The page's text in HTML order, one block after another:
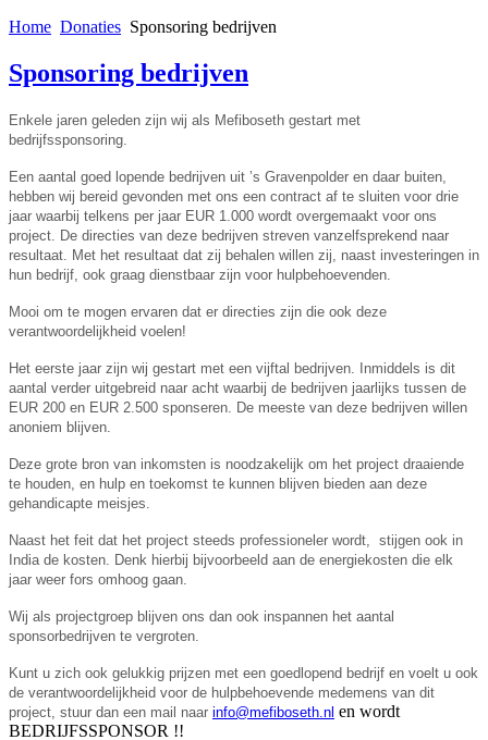
Home Donaties Sponsoring bedrijven
Sponsoring bedrijven
Enkele jaren geleden zijn wij als Mefiboseth gestart met
bedrijfssponsoring.
Een aantal goed lopende bedrijven uit ’s Gravenpolder en daar buiten,
hebben wij bereid gevonden met ons een contract af te sluiten voor drie
jaar waarbij telkens per jaar EUR 1.000 wordt overgemaakt voor ons
project. De directies van deze bedrijven streven vanzelfsprekend naar
resultaat. Met het resultaat dat zij behalen willen zij, naast investeringen in
hun bedrijf, ook graag dienstbaar zijn voor hulpbehoevenden.
Mooi om te mogen ervaren dat er directies zijn die ook deze
verantwoordelijkheid voelen!
Het eerste jaar zijn wij gestart met een vijftal bedrijven. Inmiddels is dit
aantal verder uitgebreid naar acht waarbij de bedrijven jaarlijks tussen de
EUR 200 en EUR 2.500 sponseren. De meeste van deze bedrijven willen
anoniem blijven.
Deze grote bron van inkomsten is noodzakelijk om het project draaiende
te houden, en hulp en toekomst te kunnen blijven bieden aan deze
gehandicapte meisjes.
Naast het feit dat het project steeds professioneler wordt,
stijgen ook in
India de kosten. Denk hierbij bijvoorbeeld aan de energiekosten die elk
jaar weer fors omhoog gaan.
Wij als projectgroep blijven ons dan ook inspannen het aantal
sponsorbedrijven te vergroten.
Kunt u zich ook gelukkig prijzen met een goedlopend bedrijf en voelt u ook
de verantwoordelijkheid voor de hulpbehoevende medemens van dit
project, stuur dan een mail naar info@mefiboseth.nl en wordt
BEDRIJFSSPONSOR !!